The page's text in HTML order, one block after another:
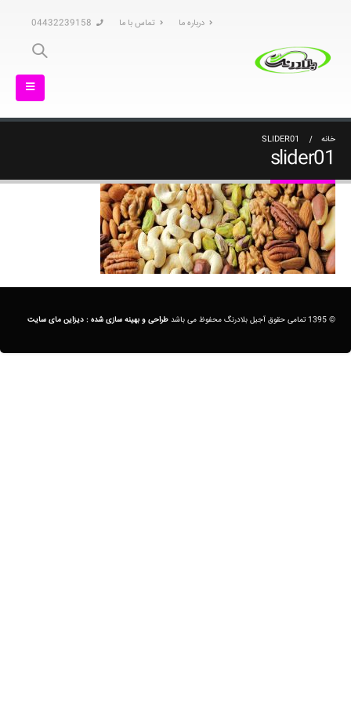
درباره ما تماس با ما 04432239158
خانه SLIDER01
slider01
© 1395 تمامی حقوق آجیل بلادرنگ محفوظ می باشد طراحی و بهینه سازی شده : دیزاین مای سایت